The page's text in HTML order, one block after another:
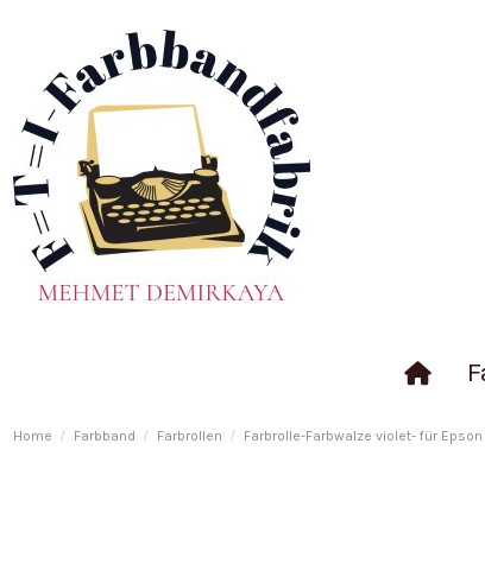
Home Farbband Farbrollen Farbrolle-Farbwalze violet- für